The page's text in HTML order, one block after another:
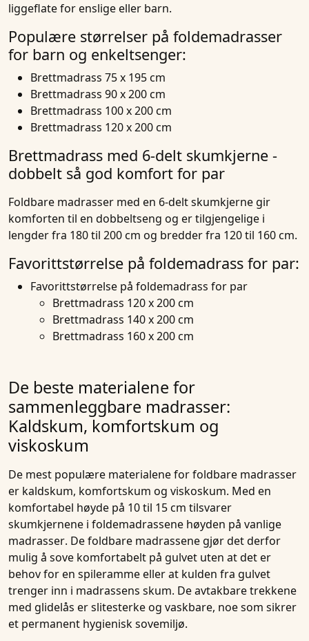
liggeflate for enslige eller barn.
Populære størrelser på foldemadrasser
for barn og enkeltsenger:
Brettmadrass 75 x 195 cm
Brettmadrass 90 x 200 cm
Brettmadrass 100 x 200 cm
Brettmadrass 120 x 200 cm
Brettmadrass med 6-delt skumkjerne -
dobbelt så god komfort for par
Foldbare madrasser med en 6-delt skumkjerne gir
komforten til en dobbeltseng og er tilgjengelige i
lengder fra 180 til 200 cm og bredder fra 120 til 160 cm.
Favorittstørrelse på foldemadrass for par:
Favorittstørrelse på foldemadrass for par
Brettmadrass 120 x 200 cm
Brettmadrass 140 x 200 cm
Brettmadrass 160 x 200 cm
De beste materialene for
sammenleggbare madrasser:
Kaldskum, komfortskum og
viskoskum
De mest populære materialene forfoldbare madrasser
er kaldskum, komfortskum og viskoskum. Med en
komfortabel høyde på 10 til 15 cm tilsvarer
skumkjernene i foldemadrassene høyden på vanlige
madrasser. Defoldbare madrassene gjør det derfor
mulig å sove komfortabelt på gulvet uten at det er
behov for en spileramme eller at kulden fra gulvet
trenger inn i madrassens skum. De avtakbare trekkene
med glidelås er slitesterke og vaskbare, noe som sikrer
et permanent hygienisk sovemiljø.